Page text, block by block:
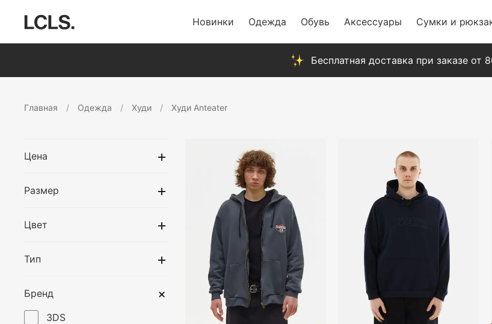
Новинки Одежда Обувь Аксессуары Сумки и
Бесплатная доставка при заказе от
Главная Одежда Худи Худи Anteater
Цена
Размер
Цвет
Тип
Бренд
3DS